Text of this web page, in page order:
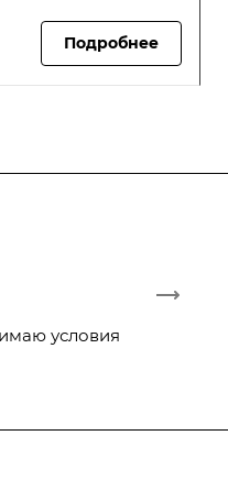
Подробнее
условия